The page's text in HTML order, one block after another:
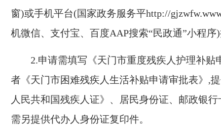
窗)或手机平台(国家政务服务平http://
机微信、支付宝、百度AAP搜索“民政通”小程序
2.申请需填写《天门市重度残疾人护理补贴
者《天门市困难残疾人生活补贴申请审批表》,
人民共和国残疾人证》、居民身份证、邮政银行
需另提供代办人身份证复印件。